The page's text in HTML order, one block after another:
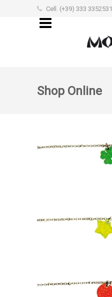
Cell. (+39) 333 3352531
Shop Online